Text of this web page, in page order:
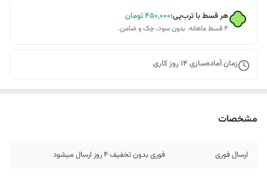
هر قسط با ترب‌پی:۴۵۰٬۰۰۰تومان
۴ قسط ماهانه. بدون سود، چک و ضامن.
زمان آماده‌سازی 14 روز کاری
مشخصات
ارسال فوری فوری بدون تخفیف 4 روز ارسال میشود